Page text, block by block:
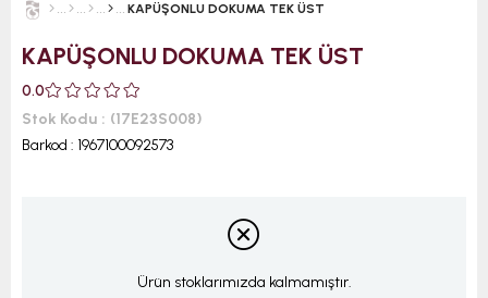
KAPÜŞONLU DOKUMA TEK ÜST
KAPÜŞONLU DOKUMA TEK ÜST
0.0
Stok Kodu
(17E23S008)
Barkod : 1967100092573
Ürün stoklarımızda kalmamıştır.